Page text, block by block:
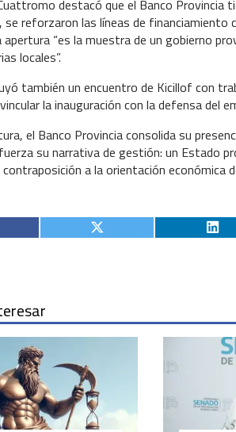
destacó que el Banco Provincia
se reforzaron las líneas de
apertura “es la muestra de un gobierno
locales”.
también un encuentro de Kicillof con
la inauguración con la defensa del
el Banco Provincia consolida su
su narrativa de gestión: un Estado
a la orientación económica